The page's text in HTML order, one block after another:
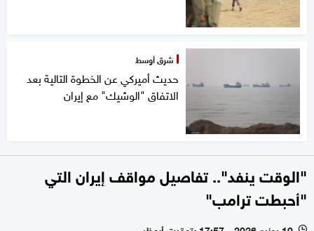
شرق أوسط
حديث أميركي عن الخطوة التالية بعد
الاتفاق "الوشيك" مع إيران
"الوقت ينفد".. تفاصيل مواقف إيران التي
"أحبطت ترامب"
l